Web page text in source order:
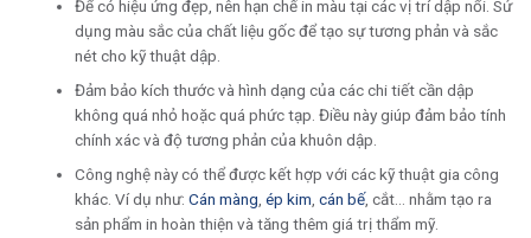
Để có hiệu ứng đẹp, nên hạn chế in màu tại các vị trí dập nổi. Sử
dụng màu sắc của chất liệu gốc để tạo sự tương phản và sắc
nét cho kỹ thuật dập.
Đảm bảo kích thước và hình dạng của các chi tiết cần dập
không quá nhỏ hoặc quá phức tạp. Điều này giúp đảm bảo tính
chính xác và độ tương phản của khuôn dập.
Công nghệ này có thể được kết hợp với các kỹ thuật gia công
khác. Ví dụ như: Cán màng ép kim cán bế, cắt… nhằm tạo ra
sản phẩm in hoàn thiện và tăng thêm giá trị thẩm mỹ.